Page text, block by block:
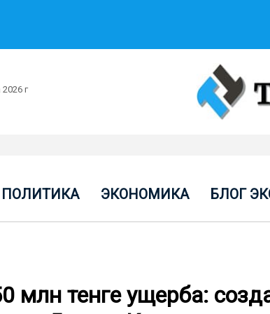
2026 г
ПОЛИТИКА ЭКОНОМИКА БЛОГ
млн тенге ущерба: